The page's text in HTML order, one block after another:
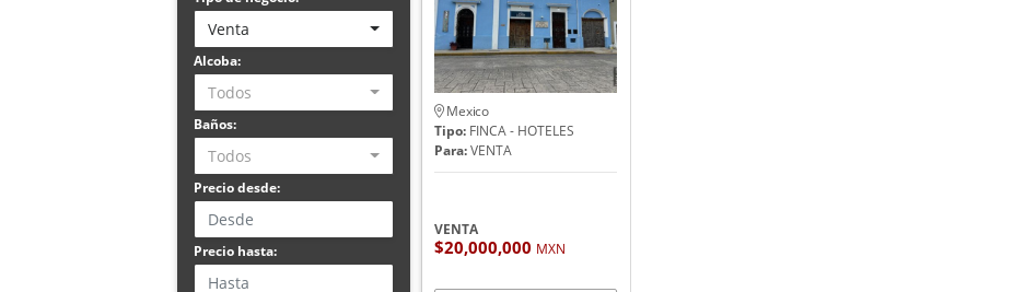
Venta
Alcoba:
Todos
Baños:
Todos
Precio desde:
Precio hasta:
Mexico
Tipo: FINCA - HOTELES
Para:VENTA
VENTA
$20,000,000 MXN